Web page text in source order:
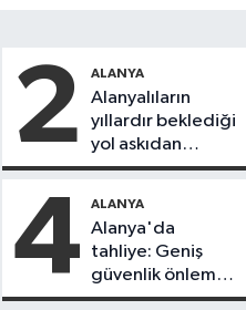
2 ALANYA
Alanyalıların
yıllardır beklediği
yol askıdan
döndü
4 ALANYA
Alanya'da
tahliye: Geniş
güvenlik önlemi
alındı